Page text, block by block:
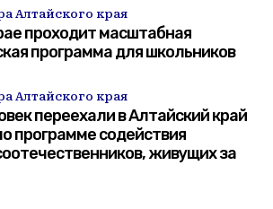
Алтайского края
проходит масштабная
программа для школьников
Алтайского края
переехали в Алтайский край
программе содействия
живущих за